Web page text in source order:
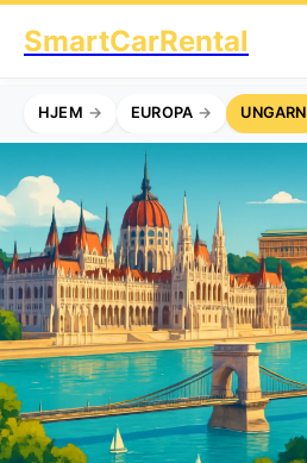
SmartCarRental
HJEM EUROPA UNGARN